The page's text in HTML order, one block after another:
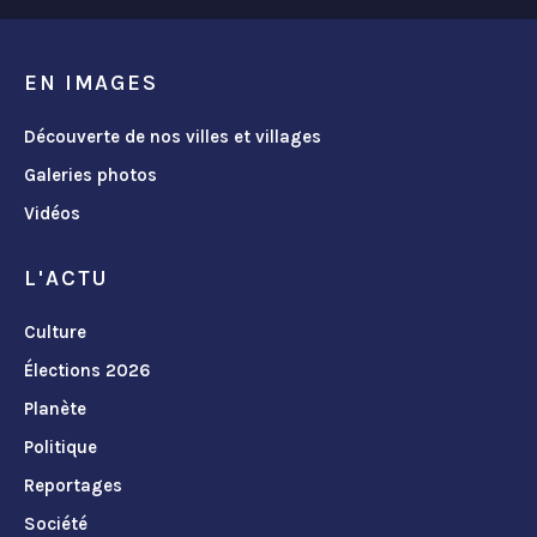
EN IMAGES
Découverte de nos villes et villages
Galeries photos
Vidéos
L'ACTU
Culture
Élections 2026
Planète
Politique
Reportages
Société